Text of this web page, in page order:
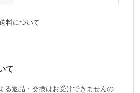
料について
て
る返品・交換はお受けできませんの